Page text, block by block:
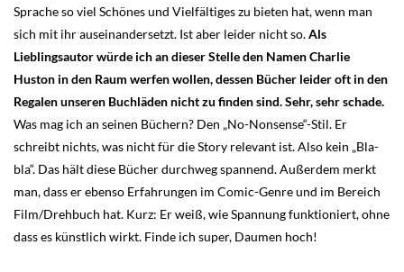
Sprache so viel Schönes und Vielfältiges zu bieten hat, wenn man
sich mit ihr auseinandersetzt. Ist aber leider nicht so.Als
Lieblingsautor würde ich an dieser Stelle den Namen Charlie
Huston in den Raum werfen wollen, dessen Bücher leider oft in den
Regalen unseren Buchläden nicht zu finden sind. Sehr, sehr schade.
Was mag ich an seinen Büchern? Den „No-Nonsense“-Stil. Er
schreibt nichts, was nicht für die Story relevant ist. Also kein „Bla-
bla“. Das hält diese Bücher durchweg spannend. Außerdem merkt
man, dass er ebenso Erfahrungen im Comic-Genre und im Bereich
Film/Drehbuch hat. Kurz: Er weiß, wie Spannung funktioniert, ohne
dass es künstlich wirkt. Finde ich super, Daumen hoch!